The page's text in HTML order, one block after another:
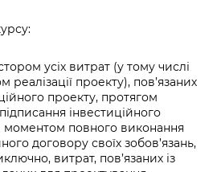
усіх витрат (у тому числі
проекту), пов’язаних
проекту, протягом
інвестиційного
моментом повного виконання
договору своїх зобов’язань,
витрат, пов’язаних із